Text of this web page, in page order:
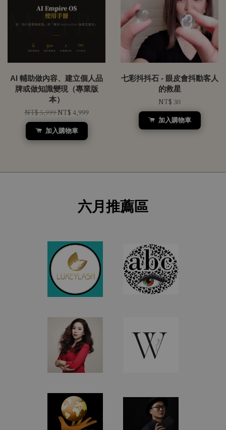
AI 輔助做內容、建立個人品
牌或做知識變現（專業版
本）
NT$ 5,999NT$ 4,999
加入購物車
七彩抖抖石 - 眼皮會抖動客人
的救星
NT$ 30
加入購物車
六月推薦區